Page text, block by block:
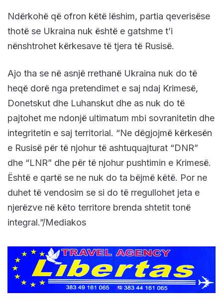
Ndërkohë që ofron këtë lëshim, partia qeverisëse
thotë se Ukraina nuk është e gatshme t’i
nënshtrohet kërkesave të tjera të Rusisë.
Ajo tha se në asnjë rrethanë Ukraina nuk do të
heqë dorë nga pretendimet e saj ndaj Krimesë,
Donetskut dhe Luhanskut dhe as nuk do të
pajtohet me ndonjë ultimatum mbi sovranitetin dhe
integritetin e saj territorial. “Ne dëgjojmë kërkesën
e Rusisë për të njohur të ashtuquajturat “DNR”
dhe “LNR” dhe për të njohur pushtimin e Krimesë.
Është e qartë se ne nuk do ta bëjmë këtë. Por ne
duhet të vendosim se si do të rregullohet jeta e
njerëzve në këto territore brenda shtetit tonë
integral.”/Mediakos